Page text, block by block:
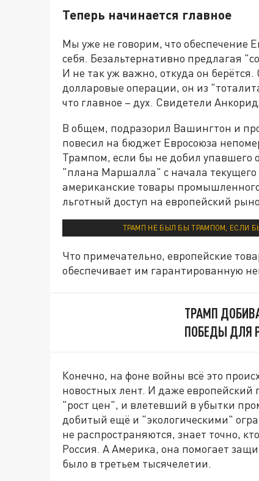
Теперь начинается главное
Мы уже не говорим, что обеспечение
себя. Безальтернативно предлагая
И не так уж важно, откуда он
долларовые операции, он из
что главное – дух. Свидетели
В общем, подразорил Вашингтон и
повесил на бюджет Евросоюза
Трампом, если бы не добил упавшего
"плана Маршалла" с начала
американские товары
льготный доступ на европейский
ТРАМП НЕ БЫЛ БЫ ТРАМПОМ, ЕСЛИ
Что примечательно, европейские
обеспечивает им гарантированную
ТРАМП
ПОБЕДЫ ДЛЯ
Конечно, на фоне войны всё это
новостных лент. И даже
"рост цен", и влетевший в убытки
добитый ещё и "экологическими"
не распространяются, знает точно,
Россия. А Америка, она помогает
было в третьем тысячелетии.